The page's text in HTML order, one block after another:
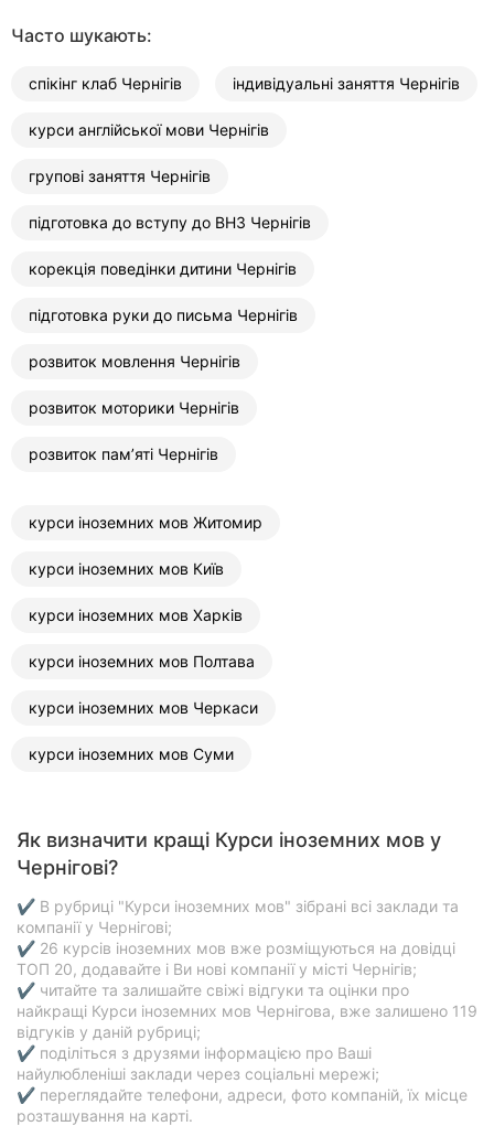
Часто шукають:
спікінг клаб Чернігів індивідуальні заняття Чернігів
курси англійської мови Чернігів
групові заняття Чернігів
підготовка до вступу до ВНЗ Чернігів
корекція поведінки дитини Чернігів
підготовка руки до письма Чернігів
розвиток мовлення Чернігів
розвиток моторики Чернігів
розвиток пам’яті Чернігів
курси іноземних мов Житомир
курси іноземних мов Київ
курси іноземних мов Харків
курси іноземних мов Полтава
курси іноземних мов Черкаси
курси іноземних мов Суми
Як визначити кращі Курси іноземних мов у
Чернігові?
✔ В рубриці "Курси іноземних мов" зібрані всі заклади та
компанії у Чернігові;
✔ 26 курсів іноземних мов вже розміщуються на довідці
ТОП 20, додавайте і Ви нові компанії у місті Чернігів;
✔ читайте та залишайте свіжі відгуки та оцінки про
найкращі Курси іноземних мов Чернігова, вже залишено 119
відгуків у даній рубриці;
✔ поділіться з друзями інформацією про Ваші
найулюбленіші заклади через соціальні мережі;
✔ переглядайте телефони, адреси, фото компаній, їх місце
розташування на карті.